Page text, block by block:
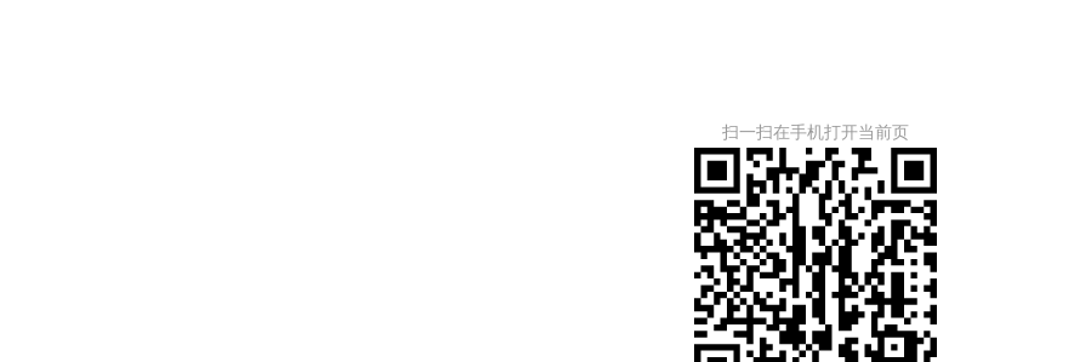
扫一扫在手机打开当前页